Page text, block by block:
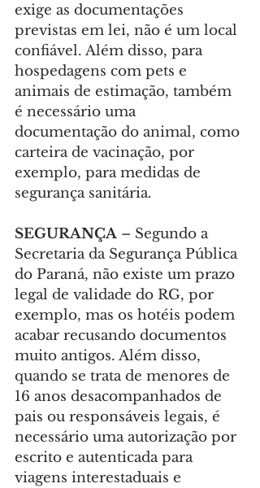
exige as documentações
previstas em lei, não é um local
confiável. Além disso, para
hospedagens com pets e
animais de estimação, também
é necessário uma
documentação do animal, como
carteira de vacinação, por
exemplo, para medidas de
segurança sanitária.
SEGURANÇA – Segundo a
Secretaria da Segurança Pública
do Paraná, não existe um prazo
legal de validade do RG, por
exemplo, mas os hotéis podem
acabar recusando documentos
muito antigos. Além disso,
quando se trata de menores de
16 anos desacompanhados de
pais ou responsáveis legais, é
necessário uma autorização por
escrito e autenticada para
viagens interestaduais e